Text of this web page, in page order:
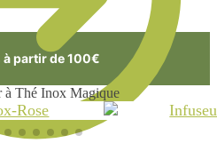
à partir de 100€
à Thé Inox Magique